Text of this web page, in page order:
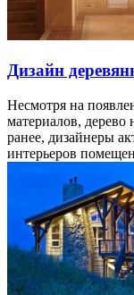
Дизайн
Несмотря на
материалов, дерево
ранее, дизайнеры
интерьеров